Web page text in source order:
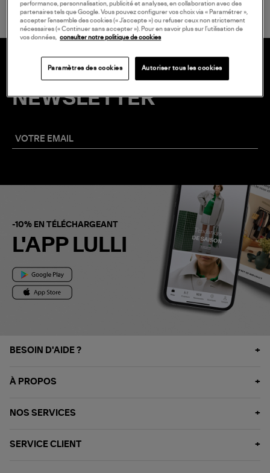
20 € EN VOUS INSCRIVANT À LA
NEWSLETTER
-10% EN TÉLÉCHARGEANT
L'APP LULLI
BESOIN D'AIDE ?
À PROPOS
NOS SERVICES
SERVICE CLIENT
performance, personnalisation, publicité et analyses, en collaboration avec des
partenaires tels que Google. Vous pouvez configurer vos choix via « Paramétrer »,
accepter l’ensemble des cookies (« J’accepte ») ou refuser ceux non strictement
nécessaires (« Continuer sans accepter »). Pour en savoir plus sur l’utilisation de
vos données, consulter notre politique de cookies
Paramètres des cookies Autoriser tous les cookies